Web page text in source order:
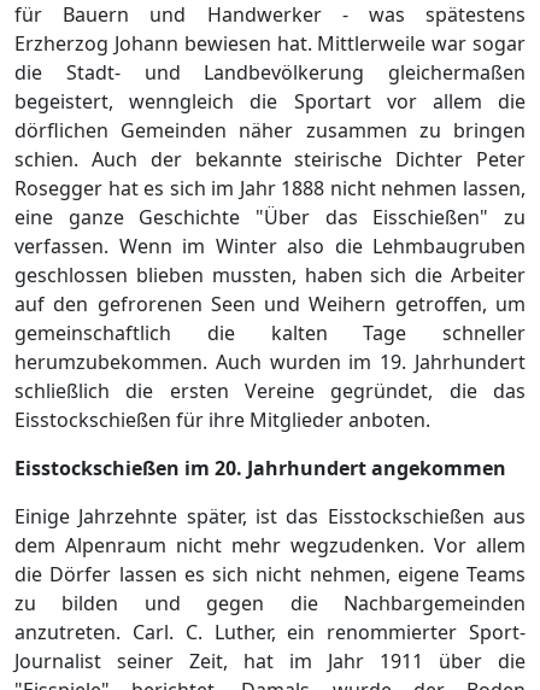
für Bauern und Handwerker - was spätestens
Erzherzog Johann bewiesen hat. Mittlerweile war sogar
die Stadt- und Landbevölkerung gleichermaßen
begeistert, wenngleich die Sportart vor allem die
dörflichen Gemeinden näher zusammen zu bringen
schien. Auch der bekannte steirische Dichter Peter
Rosegger hat es sich im Jahr 1888 nicht nehmen lassen,
eine ganze Geschichte "Über das Eisschießen" zu
verfassen. Wenn im Winter also die Lehmbaugruben
geschlossen blieben mussten, haben sich die Arbeiter
auf den gefrorenen Seen und Weihern getroffen, um
gemeinschaftlich die kalten Tage schneller
herumzubekommen. Auch wurden im 19. Jahrhundert
schließlich die ersten Vereine gegründet, die das
Eisstockschießen für ihre Mitglieder anboten.
Eisstockschießen im 20. Jahrhundert angekommen
Einige Jahrzehnte später, ist das Eisstockschießen aus
dem Alpenraum nicht mehr wegzudenken. Vor allem
die Dörfer lassen es sich nicht nehmen, eigene Teams
zu bilden und gegen die Nachbargemeinden
anzutreten. Carl. C. Luther, ein renommierter Sport-
Journalist seiner Zeit, hat im Jahr 1911 über die